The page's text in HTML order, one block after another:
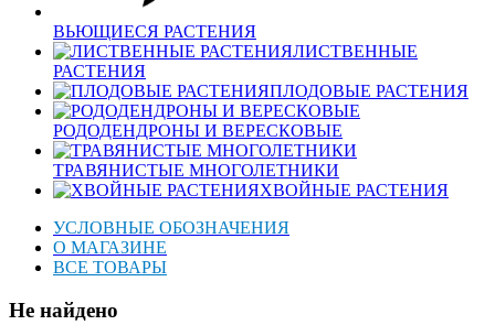
ВЬЮЩИЕСЯ РАСТЕНИЯ
ЛИСТВЕННЫЕ
РАСТЕНИЯ
ПЛОДОВЫЕ РАСТЕНИЯ
РОДОДЕНДРОНЫ И ВЕРЕСКОВЫЕ
ТРАВЯНИСТЫЕ МНОГОЛЕТНИКИ
ХВОЙНЫЕ РАСТЕНИЯ
УСЛОВНЫЕ ОБОЗНАЧЕНИЯ
О МАГАЗИНЕ
ВСЕ ТОВАРЫ
Не найдено